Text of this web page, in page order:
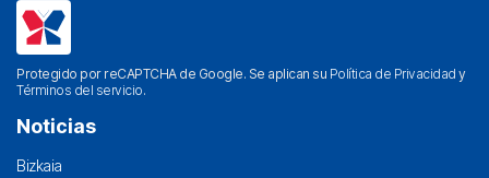
Protegido por reCAPTCHA de Google. Se aplican su Política de Privacidad y
Términos del servicio.
Noticias
Bizkaia